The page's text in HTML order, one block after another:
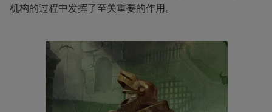
机构的过程中发挥了至关重要的作用。